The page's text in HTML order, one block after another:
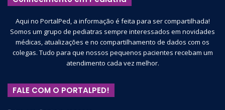
Aqui no PortalPed, a informação é feita para ser compartilhada!
Somos um grupo de pediatras sempre interessados em novidades
médicas, atualizações e no compartilhamento de dados com os
colegas. Tudo para que nossos pequenos pacientes recebam um
atendimento cada vez melhor.
FALE COM O PORTALPED!